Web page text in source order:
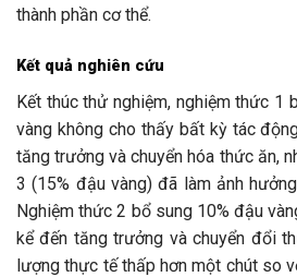
thành phần cơ thể.
Kết quả nghiên cứu
Kết thúc thử nghiệm, nghiệm thức 1
vàng không cho thấy bất kỳ tác
tăng trưởng và chuyển hóa thức ăn,
3 (15% đậu vàng) đã làm ảnh
Nghiệm thức 2 bổ sung 10% đậu
kể đến tăng trưởng và chuyển đổi
lượng thực tế thấp hơn một chút so